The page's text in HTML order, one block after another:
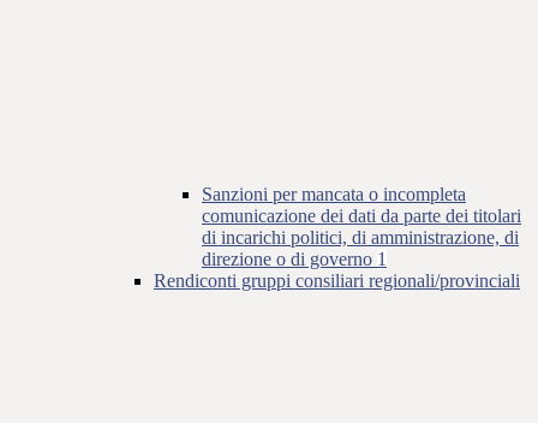
Sanzioni per mancata o incompleta
comunicazione dei dati da parte dei titolari
di incarichi politici, di amministrazione, di
direzione o di governo 1
Rendiconti gruppi consiliari regionali/provinciali